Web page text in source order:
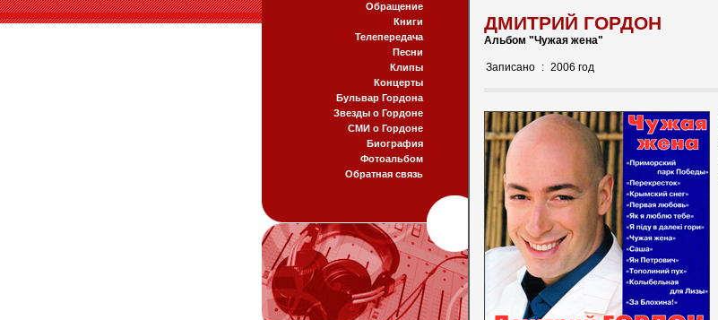
Обращение
Книги
Телепередача
Песни
Клипы
Концерты
Бульвар Гордона
Звезды о Гордоне
СМИ о Гордоне
Биография
Фотоальбом
Обратная связь
ДМИТРИЙ ГОРДОН
Альбом "Чужая жена"
Записано : 2006 год